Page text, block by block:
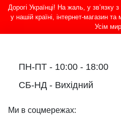
Дорогі Українці! На жаль, у зв’язку
у нашій країні, інтернет-магазин
Усім
ПН-ПТ - 10:00 - 18:00
СБ-НД - Вихідний
Ми в соцмережах: